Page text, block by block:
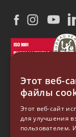
EUREKA
Этот веб-
файлы
Этот веб-сайт
для улучшения
пользователем.